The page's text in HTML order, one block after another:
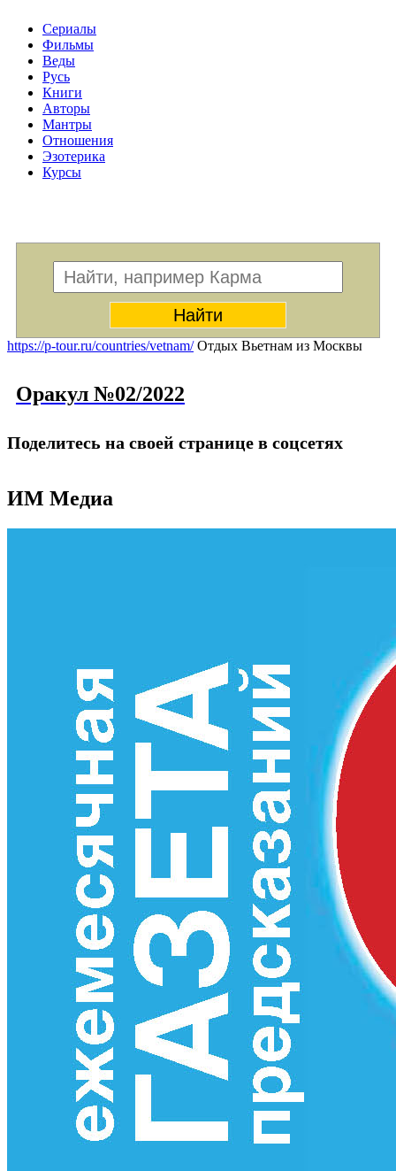
Сериалы
Фильмы
Веды
Русь
Книги
Авторы
Мантры
Отношения
Эзотерика
Курсы
https://p-tour.ru/countries/vetnam/Отдых Вьетнам из Москвы
Оракул №02/2022
Поделитесь на своей странице в соцсетях
ИМ Медиа